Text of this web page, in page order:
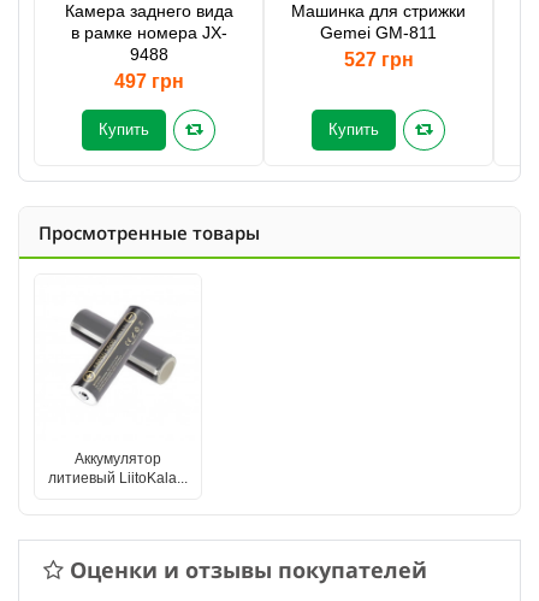
Камера заднего вида
в рамке номера JX-
9488
497 грн
Купить
Машинка для стрижки
Gemei GM-811
527 грн
Купить
Просмотренные товары
Аккумулятор
литиевый LiitoKala...
Оценки и отзывы покупателей